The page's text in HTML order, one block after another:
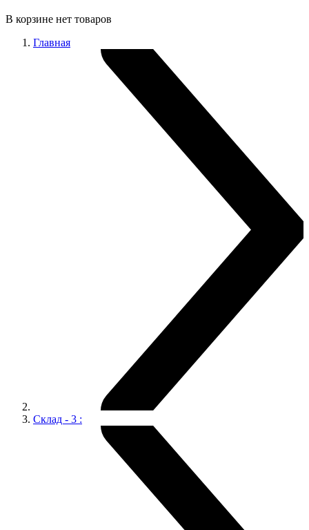
В корзине нет товаров
Главная
Склад - 3 :